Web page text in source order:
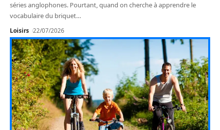
séries anglophones. Pourtant, quand on cherche à apprendre le
vocabulaire du briquet…
Loisirs 22/07/2026